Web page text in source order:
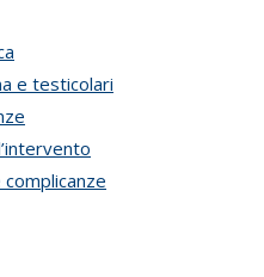
e testicolari